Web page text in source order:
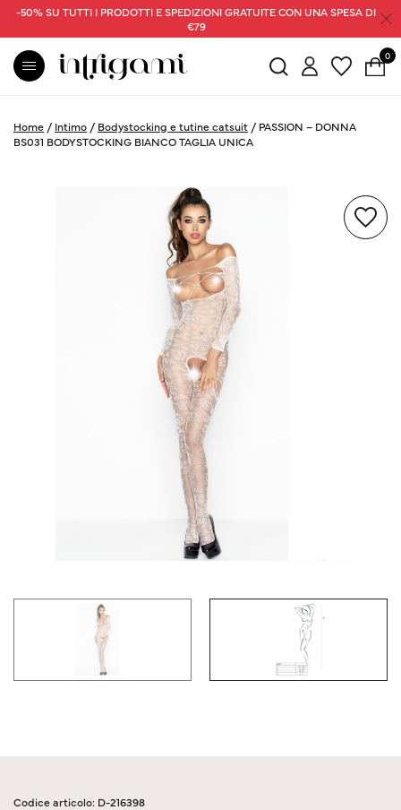
-50% SU TUTTI I PRODOTTI E SPEDIZIONI GRATUITE CON UNA SPESA DI
€79
0
Home / Intimo / Bodystocking e tutine catsuit / PASSION – DONNA
BS031 BODYSTOCKING BIANCO TAGLIA UNICA
Codice articolo: D-216398